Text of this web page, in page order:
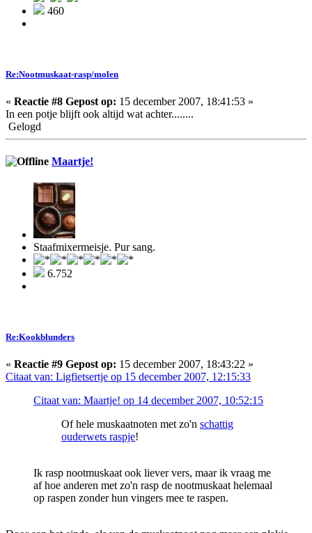
460
Re:Nootmuskaat-rasp/molen
« Reactie #8 Gepost op: 15 december 2007, 18:41:53 »
In een potje blijft ook altijd wat achter........
Gelogd
Maartje!
Staafmixermeisje. Pur sang.
6.752
Re:Kookblunders
« Reactie #9 Gepost op: 15 december 2007, 18:43:22 »
Citaat van: Ligfietsertje op 15 december 2007, 12:15:33
Citaat van: Maartje! op 14 december 2007, 10:52:15
Of hele muskaatnoten met zo'n schattig
ouderwets raspje!
Ik rasp nootmuskaat ook liever vers, maar ik vraag me
af hoe anderen met zo'n rasp de nootmuskaat helemaal
op raspen zonder hun vingers mee te raspen.